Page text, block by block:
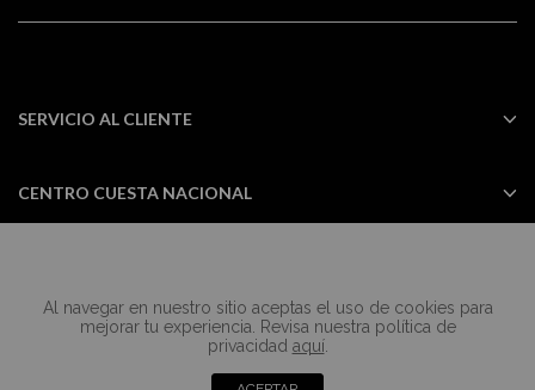
Al navegar en nuestro sitio aceptas el uso de cookies para
mejorar tu experiencia. Revisa nuestra política de
privacidad aquí.
informativo:
SERVICIO AL CLIENTE
CENTRO CUESTA NACIONAL
Todos los derechos reservados Casa
Cuesta ©2024